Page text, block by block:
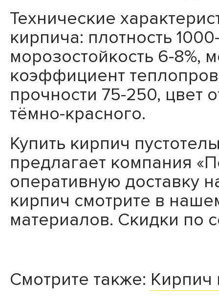
Технические
кирпича: плотность
морозостойкость 6-8%,
коэффициент
прочности 75-250, цвет
тёмно-красного.
Купить кирпич
предлагает компания
оперативную доставку
кирпич смотрите в
материалов. Скидки по
Смотрите также: Кирпич